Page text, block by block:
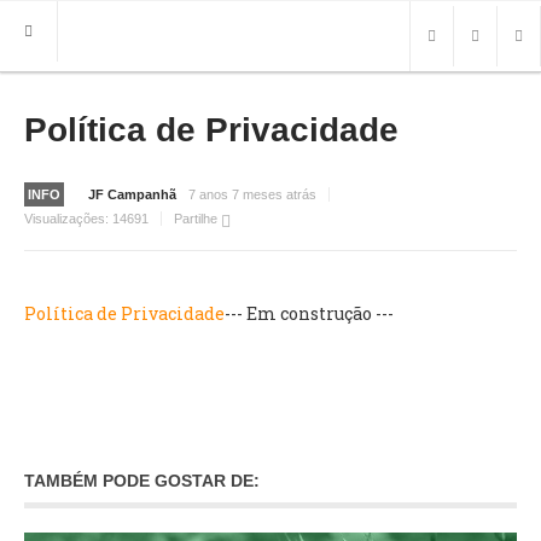
HOME
FREGUESIA
INFO
ROTEIRO TURÍSTICO
Política de Privacidade
INFO JF Campanhã
7 anos 7 meses atrás
Visualizações: 14691 Partilhe
Política de Privacidade--- Em construção ---
TAMBÉM PODE GOSTAR DE: